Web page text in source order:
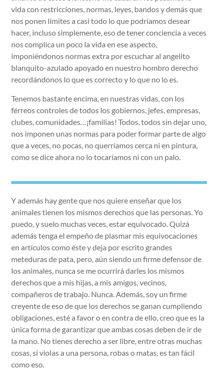
vida con restricciones, normas, leyes, bandos y demás que
nos ponen límites a casi todo lo que podríamos desear
hacer, incluso simplemente, eso de tener conciencia a veces
nos complica un poco la vida en ese aspecto,
imponiéndonos normas extra por escuchar al angelito
blanquito-azulado apoyado en nuestro hombro derecho
recordándonos lo que es correcto y lo que no lo es.
Tenemos bastante encima, en nuestras vidas, con los
férreos controles de todos los gobiernos, jefes, empresas,
clubes, comunidades…¡familias! Todos, todos sin dejar uno,
nos imponen unas normas para poder formar parte de algo
que a veces, no pocas, no querríamos cerca ni en pintura,
como se dice ahora no lo tocaríamos ni con un palo.
Y además hay gente que nos quiere enseñar que los
animales tienen los mismos derechos que las personas. Yo
puedo, y suelo muchas veces, estar equivocado. Quizá
además tenga el empeño de plasmar mis equivocaciones
en artículos como éste y deja por escrito grandes
meteduras de pata, pero, aún siendo un firme defensor de
los animales, nunca se me ocurrirá darles los mismos
derechos que a mis hijas, a mis amigos, vecinos,
compañeros de trabajo. Nunca. Además, soy un firme
creyente de eso de que los derechos se ganan cumpliendo
obligaciones, esté a favor o en contra de ello, creo que es la
única forma de garantizar que ambas cosas deben de ir de
la mano. No tienes derecho a ser libre, entre otras muchas
cosas, si violas a una persona, robas o matas, es tan fácil
como eso.